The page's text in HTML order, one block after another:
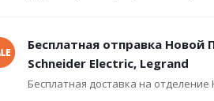
Бесплатная отправка
Schneider Electric, Legrand
Бесплатная доставка на